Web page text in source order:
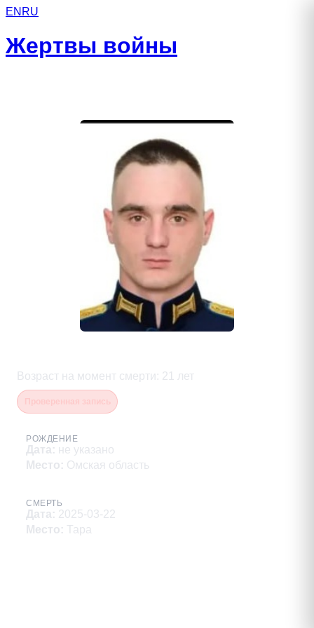
EN RU
Жертвы войны
Возраст на момент смерти : 21 лет
РОЖДЕНИЕ
Дата: не указано
Место: Омская область
СМЕРТЬ
Дата: 2025-03-22
Место: Тара